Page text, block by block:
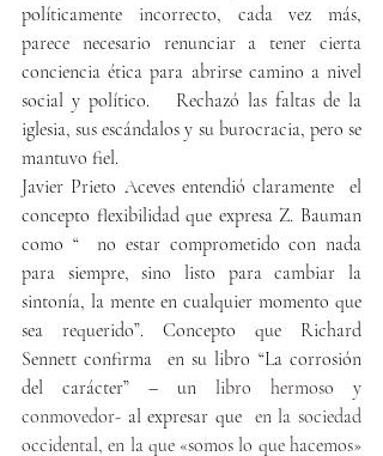
políticamente incorrecto, cada vez más,
parece necesario renunciar a tener cierta
conciencia ética para abrirse camino a nivel
social y político.   Rechazó las faltas de la
iglesia, sus escándalos y su burocracia, pero se
mantuvo fiel.
Javier Prieto Aceves entendió claramente  el
concepto flexibilidad que expresa Z. Bauman
como “  no estar comprometido con nada
para siempre, sino listo para cambiar la
sintonía, la mente en cualquier momento que
sea requerido”. Concepto que Richard
Sennett confirma  en su libro “La corrosión
del carácter” – un libro hermoso y
conmovedor- al expresar que en la sociedad
occidental, en la que «somos lo que hacemos»